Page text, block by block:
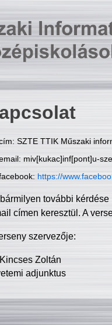
SZTE TTIK Műszaki
miv[kukac]inf[pont]u-
https://
bármilyen további
címen keresztül. A
szervezője:
Zoltán
adjunktus